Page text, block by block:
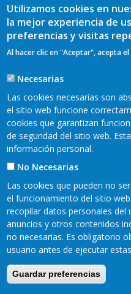
Pie
de
Página
Valle
Este
Política
Utilizamos cookies en
la mejor experiencia de
preferencias y visitas
Al hacer clic en "Aceptar", acepta
Necesarias
Las cookies necesarias son
el sitio web funcione
cookies que garantizan
de seguridad del sitio web.
información personal.
No Necesarias
Las cookies que pueden no
el funcionamiento del sitio
recopilar datos personales del
anuncios y otros contenidos
no necesarias. Es obligatorio
usuario antes de ejecutar
Guardar preferencias